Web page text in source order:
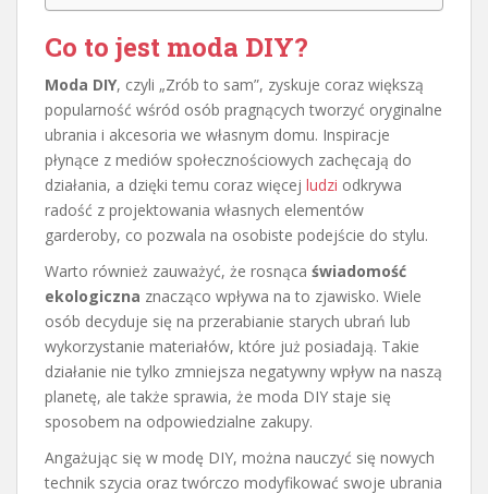
Co to jest moda DIY?
Moda DIY, czyli „Zrób to sam”, zyskuje coraz większą
popularność wśród osób pragnących tworzyć oryginalne
ubrania i akcesoria we własnym domu. Inspiracje
płynące z mediów społecznościowych zachęcają do
działania, a dzięki temu coraz więcej ludzi odkrywa
radość z projektowania własnych elementów
garderoby, co pozwala na osobiste podejście do stylu.
Warto również zauważyć, że rosnąca świadomość
ekologiczna znacząco wpływa na to zjawisko. Wiele
osób decyduje się na przerabianie starych ubrań lub
wykorzystanie materiałów, które już posiadają. Takie
działanie nie tylko zmniejsza negatywny wpływ na naszą
planetę, ale także sprawia, że moda DIY staje się
sposobem na odpowiedzialne zakupy.
Angażując się w modę DIY, można nauczyć się nowych
technik szycia oraz twórczo modyfikować swoje ubrania